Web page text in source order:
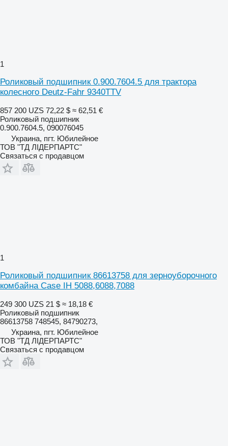
1
Роликовый подшипник 0.900.7604.5 для трактора
колесного Deutz-Fahr 9340TTV
857 200 UZS 72,22 $ ≈ 62,51 €
Роликовый подшипник
0.900.7604.5, 090076045
Украина, пгт. Юбилейное
ТОВ "ТД ЛІДЕРПАРТС"
Связаться с продавцом
1
Роликовый подшипник 86613758 для зерноуборочного
комбайна Case IH 5088,6088,7088
249 300 UZS 21 $ ≈ 18,18 €
Роликовый подшипник
86613758 748545, 84790273,
Украина, пгт. Юбилейное
ТОВ "ТД ЛІДЕРПАРТС"
Связаться с продавцом